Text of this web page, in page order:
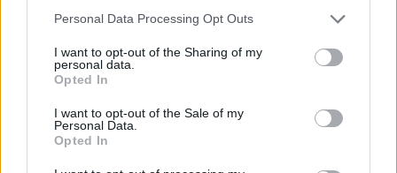
Personal Data Processing Opt Outs
I want to opt-out of the Sharing of my
personal data.
Opted In
I want to opt-out of the Sale of my
Personal Data.
Opted In